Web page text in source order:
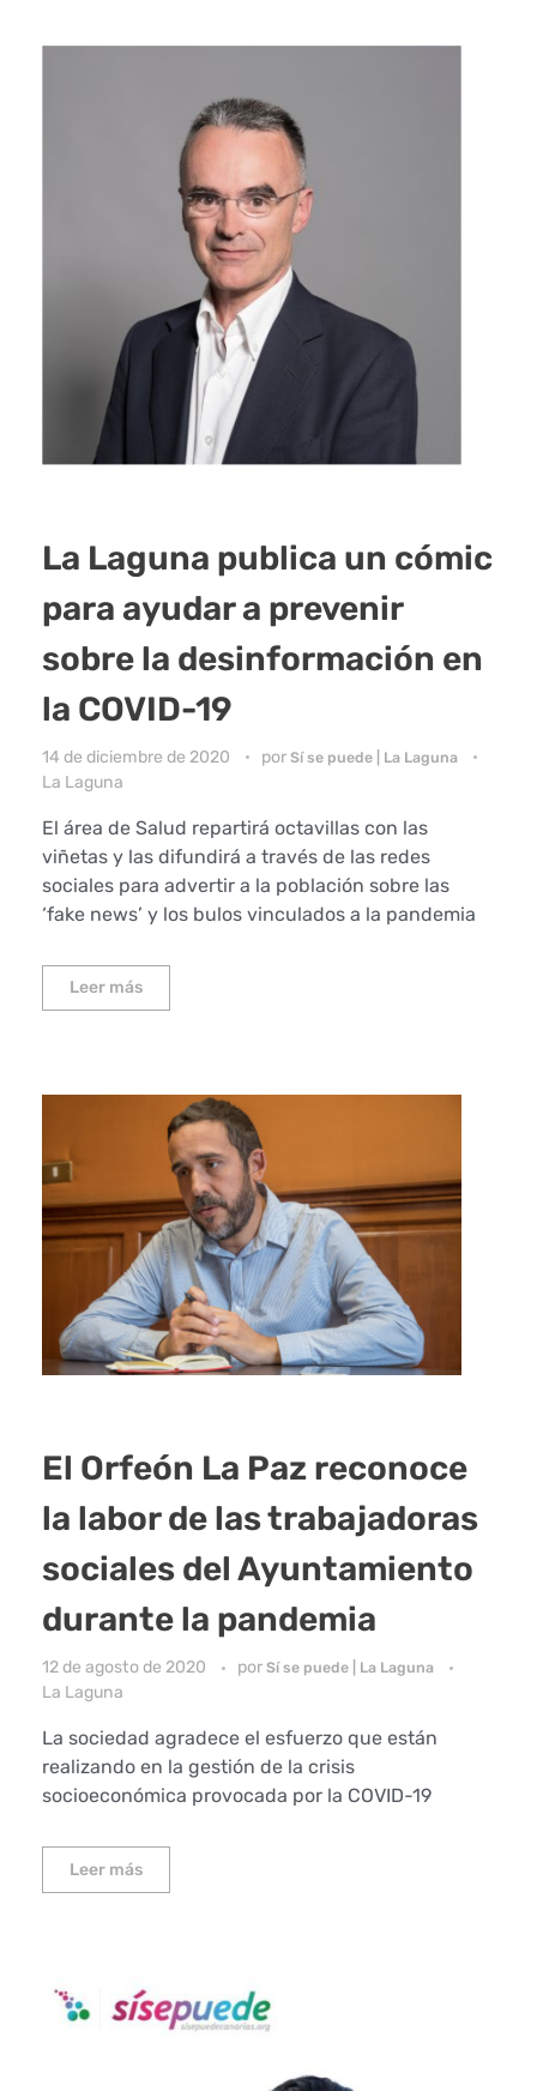
La Laguna publica un cómic
para ayudar a prevenir
sobre la desinformación en
la COVID-19
14 de diciembre de 2020 por Sí se puede | La Laguna
La Laguna
El área de Salud repartirá octavillas con las
viñetas y las difundirá a través de las redes
sociales para advertir a la población sobre las
‘fake news’ y los bulos vinculados a la pandemia
Leer más
El Orfeón La Paz reconoce
la labor de las trabajadoras
sociales del Ayuntamiento
durante la pandemia
12 de agosto de 2020 por Sí se puede | La Laguna
La Laguna
La sociedad agradece el esfuerzo que están
realizando en la gestión de la crisis
socioeconómica provocada por la COVID-19
Leer más